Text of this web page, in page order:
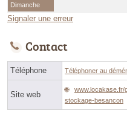
Dimanche
Signaler une erreur
Contact
Téléphone Téléphoner au
Site web
www.locakase.fr/
stockage-besancon